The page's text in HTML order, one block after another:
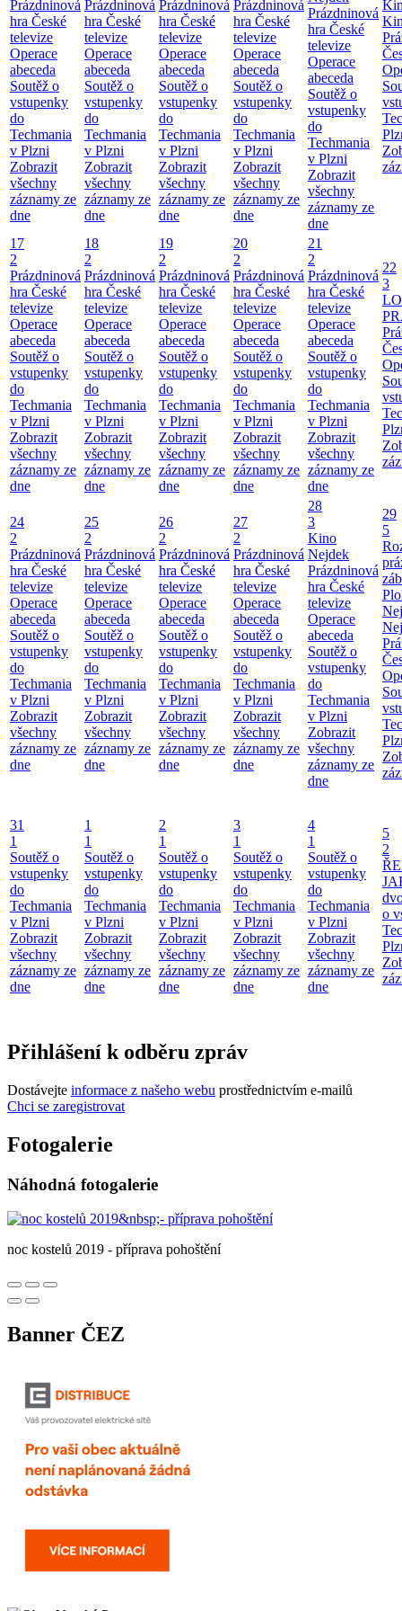
Prázdninová
hra České
televize
Operace
abeceda
Soutěž o
vstupenky
do
Techmania
v Plzni
Zobrazit
všechny
záznamy ze
dne
Prázdninová
hra České
televize
Operace
abeceda
Soutěž o
vstupenky
do
Techmania
v Plzni
Zobrazit
všechny
záznamy ze
dne
Prázdninová
hra České
televize
Operace
abeceda
Soutěž o
vstupenky
do
Techmania
v Plzni
Zobrazit
všechny
záznamy ze
dne
Prázdninová
hra České
televize
Operace
abeceda
Soutěž o
vstupenky
do
Techmania
v Plzni
Zobrazit
všechny
záznamy ze
dne
Prázdninová
hra České
televize
Operace
abeceda
Soutěž o
vstupenky
do
Techmania
v Plzni
Zobrazit
všechny
záznamy ze
dne
17
2
Prázdninová
hra České
televize
Operace
abeceda
Soutěž o
vstupenky
do
Techmania
v Plzni
Zobrazit
všechny
záznamy ze
dne
18
2
Prázdninová
hra České
televize
Operace
abeceda
Soutěž o
vstupenky
do
Techmania
v Plzni
Zobrazit
všechny
záznamy ze
dne
19
2
Prázdninová
hra České
televize
Operace
abeceda
Soutěž o
vstupenky
do
Techmania
v Plzni
Zobrazit
všechny
záznamy ze
dne
20
2
Prázdninová
hra České
televize
Operace
abeceda
Soutěž o
vstupenky
do
Techmania
v Plzni
Zobrazit
všechny
záznamy ze
dne
21
2
Prázdninová
hra České
televize
Operace
abeceda
Soutěž o
vstupenky
do
Techmania
v Plzni
Zobrazit
všechny
záznamy ze
dne
22
3
24
2
Prázdninová
hra České
televize
Operace
abeceda
Soutěž o
vstupenky
do
Techmania
v Plzni
Zobrazit
všechny
záznamy ze
dne
25
2
Prázdninová
hra České
televize
Operace
abeceda
Soutěž o
vstupenky
do
Techmania
v Plzni
Zobrazit
všechny
záznamy ze
dne
26
2
Prázdninová
hra České
televize
Operace
abeceda
Soutěž o
vstupenky
do
Techmania
v Plzni
Zobrazit
všechny
záznamy ze
dne
27
2
Prázdninová
hra České
televize
Operace
abeceda
Soutěž o
vstupenky
do
Techmania
v Plzni
Zobrazit
všechny
záznamy ze
dne
28
3
Kino
Nejdek
Prázdninová
hra České
televize
Operace
abeceda
Soutěž o
vstupenky
do
Techmania
v Plzni
Zobrazit
všechny
záznamy ze
dne
29
5
31
1
Soutěž o
vstupenky
do
Techmania
v Plzni
Zobrazit
všechny
záznamy ze
dne
1
1
Soutěž o
vstupenky
do
Techmania
v Plzni
Zobrazit
všechny
záznamy ze
dne
2
1
Soutěž o
vstupenky
do
Techmania
v Plzni
Zobrazit
všechny
záznamy ze
dne
3
1
Soutěž o
vstupenky
do
Techmania
v Plzni
Zobrazit
všechny
záznamy ze
dne
4
1
Soutěž o
vstupenky
do
Techmania
v Plzni
Zobrazit
všechny
záznamy ze
dne
5
2
o
Přihlášení k odběru zpráv
Dostávejte informace z našeho webu prostřednictvím e-mailů
Chci se zaregistrovat
Fotogalerie
Náhodná fotogalerie
noc kostelů 2019 - příprava pohoštění
Banner ČEZ